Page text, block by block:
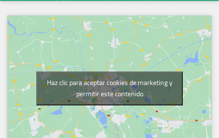
Haz clic para aceptar cookies de marketing y
permitir este contenido